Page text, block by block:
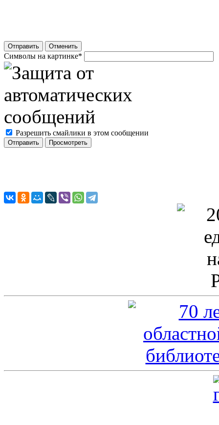
Отправить Отменить
Символы на картинке*
Разрешить смайлики в этом сообщении